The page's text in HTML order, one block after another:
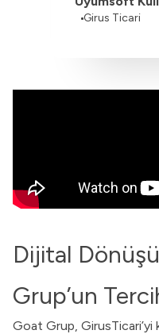
Girus Ticari
Dijital
Grup’un
Goat Grup, GirusTicari’yi